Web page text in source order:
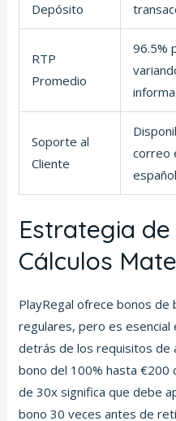
Depósito
RTP
Promedio
96.5%
Soporte al
Cliente
correo
Estrategia
Cálculos
PlayRegal ofrece bonos de
regulares, pero es
detrás de los requisitos de
bono del 100% hasta €200
de 30x significa que debe
bono 30 veces antes de